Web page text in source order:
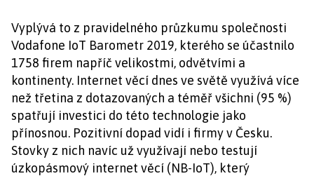
Vyplývá to z pravidelného průzkumu společnosti
Vodafone IoT Barometr 2019, kterého se účastnilo
1758 firem napříč velikostmi, odvětvími a
kontinenty. Internet věcí dnes ve světě využívá více
než třetina z dotazovaných a téměř všichni (95 %)
spatřují investici do této technologie jako
přínosnou. Pozitivní dopad vidí i firmy v Česku.
Stovky z nich navíc už využívají nebo testují
úzkopásmový internet věcí (NB-IoT), který